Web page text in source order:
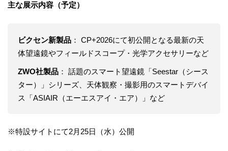
主な展示内容（予定）
ビクセン新製品 ： CP+2026にて初公開となる最新の天
体望遠鏡やフィールドスコープ・光学アクセサリーなど
ZWO社製品 ： 話題のスマート望遠鏡「Seestar（シース
ター）」シリーズ、天体観察・撮影用のスマートデバイ
ス「ASIAIR（エーエスアイ・エア）」など
※特設サイトにて2月25日（水）公開